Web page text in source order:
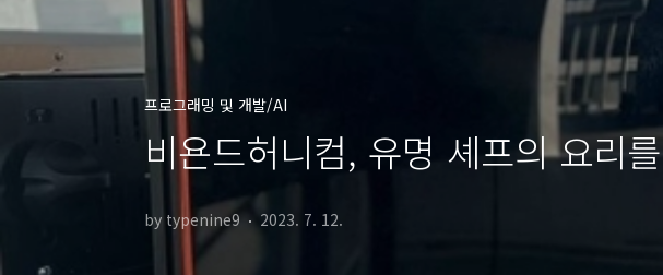
프로그래밍 및 개발/AI
비욘드허니컴, 유명 셰프의 요리
by typenine9 2023. 7. 12.